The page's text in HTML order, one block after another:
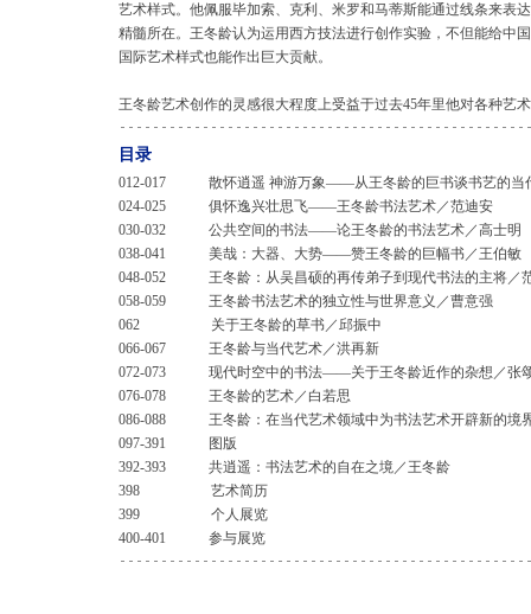
艺术样式。他佩服毕加索、克利、米罗和马蒂斯能通过线条来表
精髓所在。王冬龄认为运用西方技法进行创作实验，不但能给中
国际艺术样式也能作出巨大贡献。
王冬龄艺术创作的灵感很大程度上受益于过去45年里他对各种艺
目录
012-017 散怀逍遥 神游万象——从王冬龄的巨书谈书艺的当
024-025 俱怀逸兴壮思飞——王冬龄书法艺术／范迪安
030-032 公共空间的书法——论王冬龄的书法艺术／高士明
038-041 美哉：大器、大势——赞王冬龄的巨幅书／王伯敏
048-052 王冬龄：从吴昌硕的再传弟子到现代书法的主将／
058-059 王冬龄书法艺术的独立性与世界意义／曹意强
062 关于王冬龄的草书／邱振中
066-067 王冬龄与当代艺术／洪再新
072-073 现代时空中的书法——关于王冬龄近作的杂想／张
076-078 王冬龄的艺术／白若思
086-088 王冬龄：在当代艺术领域中为书法艺术开辟新的境
097-391 图版
392-393 共逍遥：书法艺术的自在之境／王冬龄
398 艺术简历
399 个人展览
400-401 参与展览